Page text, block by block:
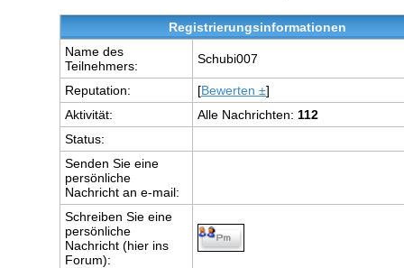
Registrierungsinformationen
Name des
Teilnehmers:
Schubi007
Reputation: [Bewerten ±]
Aktivität:
Alle Nachrichten: 112
Status:
Senden Sie eine
persönliche
Nachricht an e-mail:
Schreiben Sie eine
persönliche
Nachricht (hier ins
Forum):